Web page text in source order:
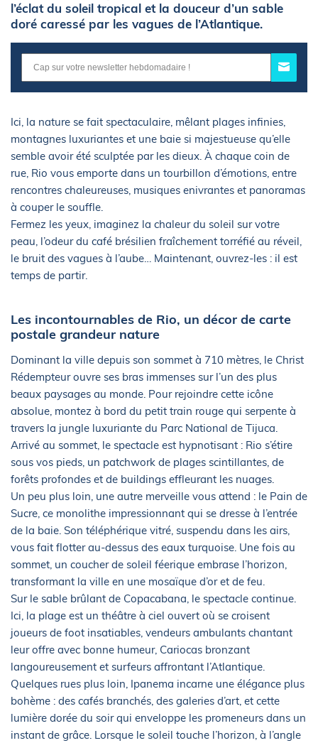
l’éclat du soleil tropical et la douceur d’un sable
doré caressé par les vagues de l’Atlantique.
Ici, la nature se fait spectaculaire, mêlant plages infinies,
montagnes luxuriantes et une baie si majestueuse qu’elle
semble avoir été sculptée par les dieux. À chaque coin de
rue, Rio vous emporte dans un tourbillon d’émotions, entre
rencontres chaleureuses, musiques enivrantes et panoramas
à couper le souffle.
Fermez les yeux, imaginez la chaleur du soleil sur votre
peau, l’odeur du café brésilien fraîchement torréfié au réveil,
le bruit des vagues à l’aube… Maintenant, ouvrez-les : il est
temps de partir.
Les incontournables de Rio, un décor de carte
postale grandeur nature
Dominant la ville depuis son sommet à 710 mètres, le Christ
Rédempteur ouvre ses bras immenses sur l’un des plus
beaux paysages au monde. Pour rejoindre cette icône
absolue, montez à bord du petit train rouge qui serpente à
travers la jungle luxuriante du Parc National de Tijuca.
Arrivé au sommet, le spectacle est hypnotisant : Rio s’étire
sous vos pieds, un patchwork de plages scintillantes, de
forêts profondes et de buildings effleurant les nuages.
Un peu plus loin, une autre merveille vous attend : le Pain de
Sucre, ce monolithe impressionnant qui se dresse à l’entrée
de la baie. Son téléphérique vitré, suspendu dans les airs,
vous fait flotter au-dessus des eaux turquoise. Une fois au
sommet, un coucher de soleil féerique embrase l’horizon,
transformant la ville en une mosaïque d’or et de feu.
Sur le sable brûlant de Copacabana, le spectacle continue.
Ici, la plage est un théâtre à ciel ouvert où se croisent
joueurs de foot insatiables, vendeurs ambulants chantant
leur offre avec bonne humeur, Cariocas bronzant
langoureusement et surfeurs affrontant l’Atlantique.
Quelques rues plus loin, Ipanema incarne une élégance plus
bohème : des cafés branchés, des galeries d’art, et cette
lumière dorée du soir qui enveloppe les promeneurs dans un
instant de grâce. Lorsque le soleil touche l’horizon, à l’angle